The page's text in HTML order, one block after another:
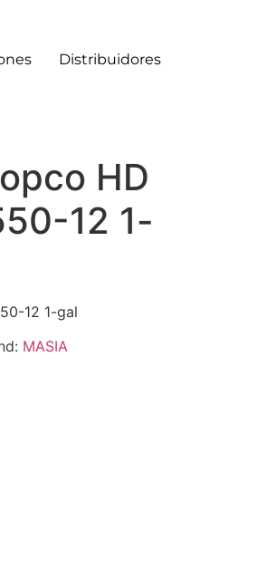
Distribuidores
HD
12 1-
12 1-gal
MASIA